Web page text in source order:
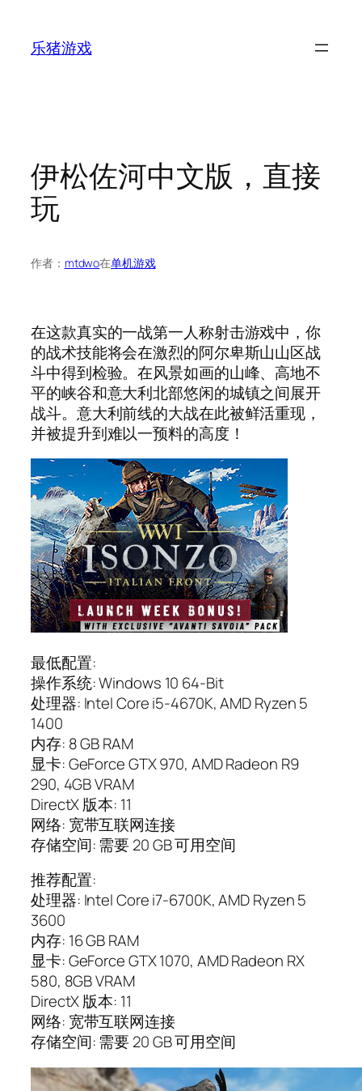
乐猪游戏
伊松佐河中文版，直接
玩
作者： mtdwo在单机游戏
在这款真实的一战第一人称射击游戏中，你
的战术技能将会在激烈的阿尔卑斯山山区战
斗中得到检验。在风景如画的山峰、高地不
平的峡谷和意大利北部悠闲的城镇之间展开
战斗。意大利前线的大战在此被鲜活重现，
并被提升到难以一预料的高度！
最低配置:
操作系统: Windows 10 64-Bit
处理器: Intel Core i5-4670K, AMD Ryzen 5
1400
内存: 8 GB RAM
显卡: GeForce GTX 970, AMD Radeon R9
290, 4GB VRAM
DirectX 版本: 11
网络: 宽带互联网连接
存储空间: 需要 20 GB 可用空间
推荐配置:
处理器: Intel Core i7-6700K, AMD Ryzen 5
3600
内存: 16 GB RAM
显卡: GeForce GTX 1070, AMD Radeon RX
580, 8GB VRAM
DirectX 版本: 11
网络: 宽带互联网连接
存储空间: 需要 20 GB 可用空间